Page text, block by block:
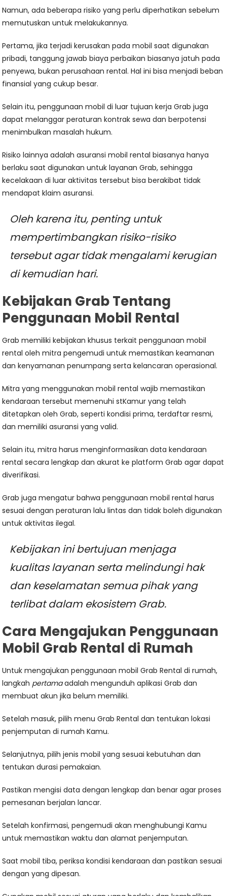
Namun, ada beberapa risiko yang perlu diperhatikan sebelum
memutuskan untuk melakukannya.
Pertama, jika terjadi kerusakan pada mobil saat digunakan
pribadi, tanggung jawab biaya perbaikan biasanya jatuh pada
penyewa, bukan perusahaan rental. Hal ini bisa menjadi beban
finansial yang cukup besar.
Selain itu, penggunaan mobil di luar tujuan kerja Grab juga
dapat melanggar peraturan kontrak sewa dan berpotensi
menimbulkan masalah hukum.
Risiko lainnya adalah asuransi mobil rental biasanya hanya
berlaku saat digunakan untuk layanan Grab, sehingga
kecelakaan di luar aktivitas tersebut bisa berakibat tidak
mendapat klaim asuransi.
Oleh karena itu, penting untuk
mempertimbangkan risiko-risiko
tersebut agar tidak mengalami kerugian
di kemudian hari.
Kebijakan Grab Tentang
Penggunaan Mobil Rental
Grab memiliki kebijakan khusus terkait penggunaan mobil
rental oleh mitra pengemudi untuk memastikan keamanan
dan kenyamanan penumpang serta kelancaran operasional.
Mitra yang menggunakan mobil rental wajib memastikan
kendaraan tersebut memenuhi stKamur yang telah
ditetapkan oleh Grab, seperti kondisi prima, terdaftar resmi,
dan memiliki asuransi yang valid.
Selain itu, mitra harus menginformasikan data kendaraan
rental secara lengkap dan akurat ke platform Grab agar dapat
diverifikasi.
Grab juga mengatur bahwa penggunaan mobil rental harus
sesuai dengan peraturan lalu lintas dan tidak boleh digunakan
untuk aktivitas ilegal.
Kebijakan ini bertujuan menjaga
kualitas layanan serta melindungi hak
dan keselamatan semua pihak yang
terlibat dalam ekosistem Grab.
Cara Mengajukan Penggunaan
Mobil Grab Rental di Rumah
Untuk mengajukan penggunaan mobil Grab Rental di rumah,
langkah pertamaadalah mengunduh aplikasi Grab dan
membuat akun jika belum memiliki.
Setelah masuk, pilih menu Grab Rental dan tentukan lokasi
penjemputan di rumah Kamu.
Selanjutnya, pilih jenis mobil yang sesuai kebutuhan dan
tentukan durasi pemakaian.
Pastikan mengisi data dengan lengkap dan benar agar proses
pemesanan berjalan lancar.
Setelah konfirmasi, pengemudi akan menghubungi Kamu
untuk memastikan waktu dan alamat penjemputan.
Saat mobil tiba, periksa kondisi kendaraan dan pastikan sesuai
dengan yang dipesan.